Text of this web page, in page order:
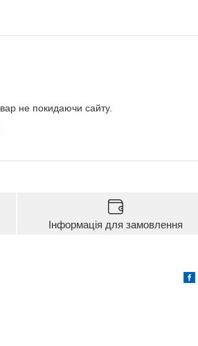
не покидаючи сайту.
Інформація для замовлення